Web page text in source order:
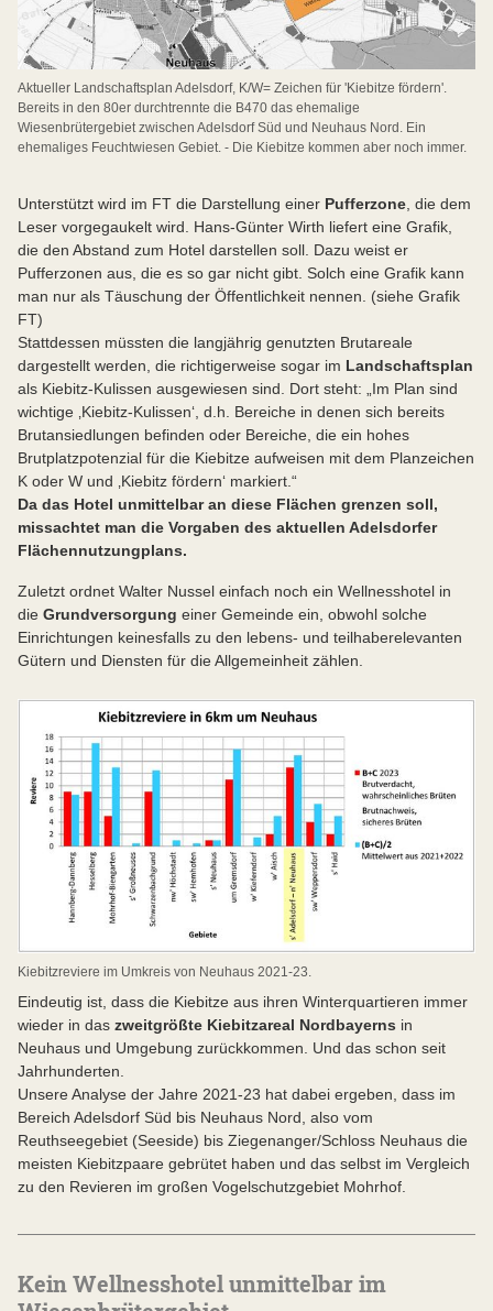
Aktueller Landschaftsplan Adelsdorf, K/W= Zeichen für 'Kiebitze fördern'.
Bereits in den 80er durchtrennte die B470 das ehemalige
Wiesenbrütergebiet zwischen Adelsdorf Süd und Neuhaus Nord. Ein
ehemaliges Feuchtwiesen Gebiet. - Die Kiebitze kommen aber noch immer.
Unterstützt wird im FT die Darstellung einer Pufferzone , die dem
Leser vorgegaukelt wird. Hans-Günter Wirth liefert eine Grafik,
die den Abstand zum Hotel darstellen soll. Dazu weist er
Pufferzonen aus, die es so gar nicht gibt. Solch eine Grafik kann
man nur als Täuschung der Öffentlichkeit nennen. (siehe Grafik
FT)
Stattdessen müssten die langjährig genutzten Brutareale
dargestellt werden, die richtigerweise sogar im Landschaftsplan
als Kiebitz-Kulissen ausgewiesen sind. Dort steht: „Im Plan sind
wichtige ‚Kiebitz-Kulissen‘, d.h. Bereiche in denen sich bereits
Brutansiedlungen befinden oder Bereiche, die ein hohes
Brutplatzpotenzial für die Kiebitze aufweisen mit dem Planzeichen
K oder W und ‚Kiebitz fördern‘ markiert.“
Da das Hotel unmittelbar an diese Flächen grenzen soll,
missachtet man die Vorgaben des aktuellen Adelsdorfer
Flächennutzungplans.
Zuletzt ordnet Walter Nussel einfach noch ein Wellnesshotel in
die Grundversorgung einer Gemeinde ein, obwohl solche
Einrichtungen keinesfalls zu den lebens- und teilhaberelevanten
Gütern und Diensten für die Allgemeinheit zählen.
Kiebitzreviere im Umkreis von Neuhaus 2021-23.
Eindeutig ist, dass die Kiebitze aus ihren Winterquartieren immer
wieder in das zweitgrößte Kiebitzareal Nordbayerns in
Neuhaus und Umgebung zurückkommen. Und das schon seit
Jahrhunderten.
Unsere Analyse der Jahre 2021-23 hat dabei ergeben, dass im
Bereich Adelsdorf Süd bis Neuhaus Nord, also vom
Reuthseegebiet (Seeside) bis Ziegenanger/Schloss Neuhaus die
meisten Kiebitzpaare gebrütet haben und das selbst im Vergleich
zu den Revieren im großen Vogelschutzgebiet Mohrhof.
Kein Wellnesshotel unmittelbar im